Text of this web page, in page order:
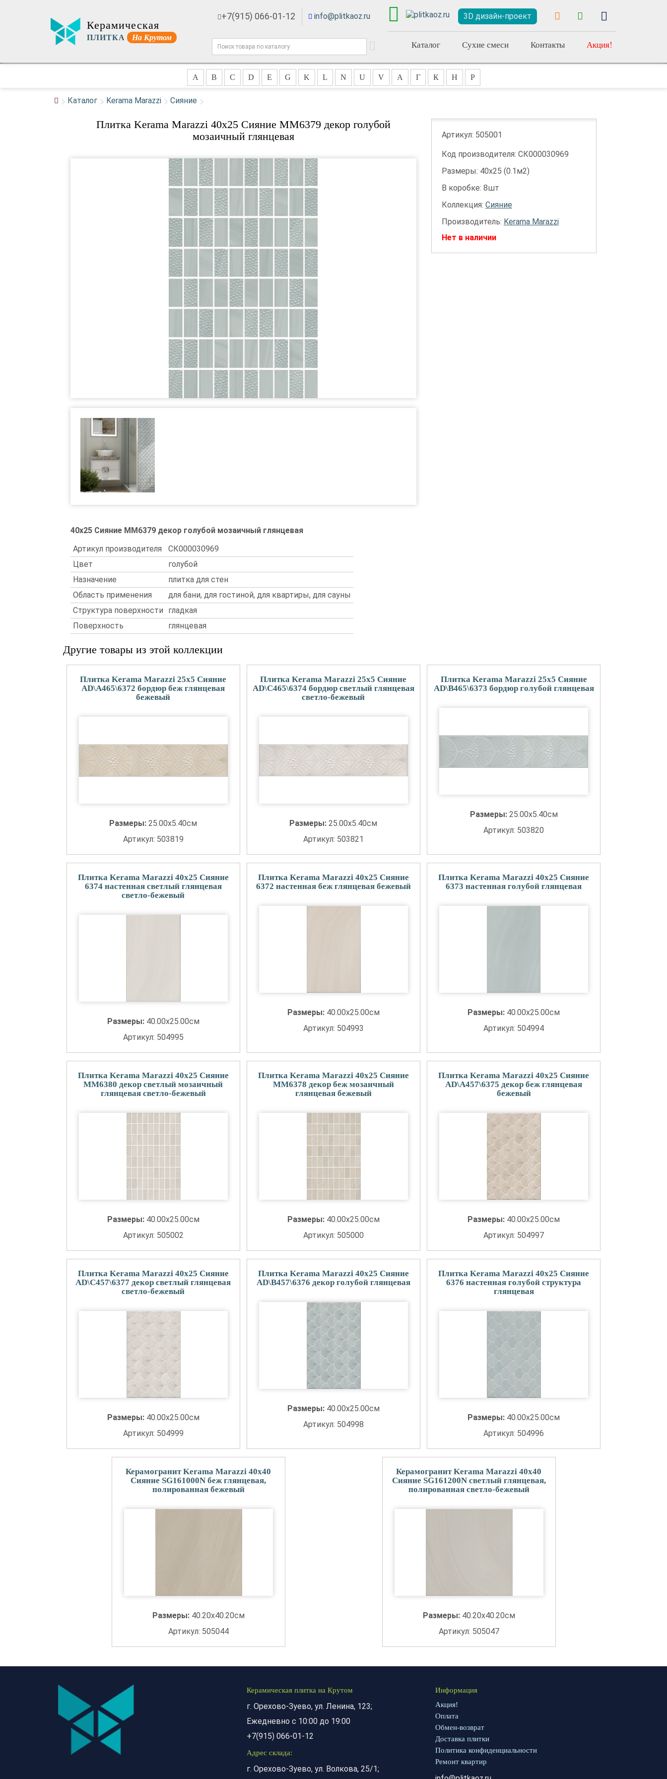
Керамическая
ПЛИТКА На Крутом
+7(915) 066-01-12 info@plitkaoz.ru 3D дизайн-проект
Каталог Сухие смеси Контакты Акция!
A B C D E G K L N U V А Г К Н Р
Каталог Kerama Marazzi Сияние
Плитка Kerama Marazzi 40x25 Сияние MM6379 декор голубой
мозаичный глянцевая
40x25 Сияние MM6379 декор голубой мозаичный глянцевая
Артикул производителя
СК000030969
Цвет
голубой
Назначение
плитка для стен
Область применения
для бани, для гостиной, для квартиры, для сауны
Структура поверхности
гладкая
Поверхность
глянцевая
Артикул: 505001
Код производителя: СК000030969
Размеры: 40х25 (0.1м2)
В коробке: 8шт
Коллекция: Сияние
Производитель: Kerama Marazzi
Нет в наличии
Другие товары из этой коллекции
Плитка Kerama Marazzi 25x5 Сияние
AD\A465\6372 бордюр беж глянцевая
бежевый
Размеры:25.00x5.40см
Артикул: 503819
Плитка Kerama Marazzi 25x5 Сияние
AD\C465\6374 бордюр светлый глянцевая
светло-бежевый
Размеры:25.00x5.40см
Артикул: 503821
Плитка Kerama Marazzi 25x5 Сияние
AD\B465\6373 бордюр голубой глянцевая
Размеры: 25.00x5.40см
Артикул: 503820
Плитка Kerama Marazzi 40x25 Сияние
6374 настенная светлый глянцевая
светло-бежевый
Размеры: 40.00x25.00см
Артикул: 504995
Плитка Kerama Marazzi 40x25 Сияние
6372 настенная беж глянцевая бежевый
Размеры: 40.00x25.00см
Артикул: 504993
Плитка Kerama Marazzi 40x25 Сияние
6373 настенная голубой глянцевая
Размеры: 40.00x25.00см
Артикул: 504994
Плитка Kerama Marazzi 40x25 Сияние
MM6380 декор светлый мозаичный
глянцевая светло-бежевый
Размеры: 40.00x25.00см
Артикул: 505002
Плитка Kerama Marazzi 40x25 Сияние
MM6378 декор беж мозаичный
глянцевая бежевый
Размеры: 40.00x25.00см
Артикул: 505000
Плитка Kerama Marazzi 40x25 Сияние
AD\A457\6375 декор беж глянцевая
бежевый
Размеры: 40.00x25.00см
Артикул: 504997
Плитка Kerama Marazzi 40x25 Сияние
AD\C457\6377 декор светлый глянцевая
светло-бежевый
Размеры: 40.00x25.00см
Артикул: 504999
Плитка Kerama Marazzi 40x25 Сияние
AD\B457\6376 декор голубой глянцевая
Размеры: 40.00x25.00см
Артикул: 504998
Плитка Kerama Marazzi 40x25 Сияние
6376 настенная голубой структура
глянцевая
Размеры: 40.00x25.00см
Артикул: 504996
Керамогранит Kerama Marazzi 40x40
Сияние SG161000N беж глянцевая,
полированная бежевый
Размеры: 40.20x40.20см
Артикул: 505044
Керамогранит Kerama Marazzi 40x40
Сияние SG161200N светлый глянцевая,
полированная светло-бежевый
Размеры: 40.20x40.20см
Артикул: 505047
Керамическая плитка на Крутом
г. Орехово-Зуево, ул. Ленина, 123;
Ежедневно с 10:00 до 19:00
+7(915) 066-01-12
Адрес склада:
г. Орехово-Зуево, ул. Волкова, 25/1;
Информация
Акция!
Оплата
Обмен-возврат
Доставка плитки
Политика конфиденциальности
Ремонт квартир